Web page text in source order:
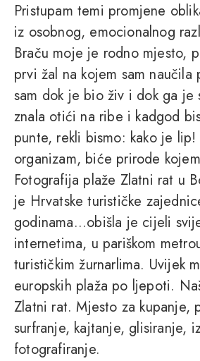
Pristupam temi promjene
iz osobnog, emocionalnog
Braču moje je rodno mjesto,
prvi žal na kojem sam naučila
sam dok je bio živ i dok ga je
znala otići na ribe i kadgod
punte, rekli bismo: kako je
organizam, biće prirode
Fotografija plaže Zlatni rat u
je Hrvatske turističke
godinama...obišla je cijeli
internetima, u pariškom
turističkim žurnarlima. Uvijek
europskih plaža po ljepoti.
Zlatni rat. Mjesto za kupanje,
surfranje, kajtanje, glisiranje,
fotografiranje.